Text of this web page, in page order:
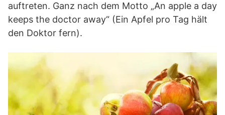
auftreten. Ganz nach dem Motto „An apple a day
keeps the doctor away“ (Ein Apfel pro Tag hält
den Doktor fern).